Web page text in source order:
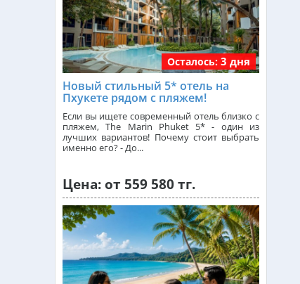
Индия (ГОА) из Алматы
Италия из Алматы
Чехия из Алматы
Сейшелы из Алматы
Доминикана из Алматы
Осталось: 3 дня
Новый стильный 5* отель на
Пхукете рядом с пляжем!
Если вы ищете современный отель близко с
пляжем, The Marin Phuket 5* - один из
лучших вариантов! Почему стоит выбрать
именно его? - До...
Цена: от 559 580 тг.